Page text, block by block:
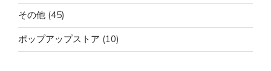
その他 (45)
ポップアップストア (10)